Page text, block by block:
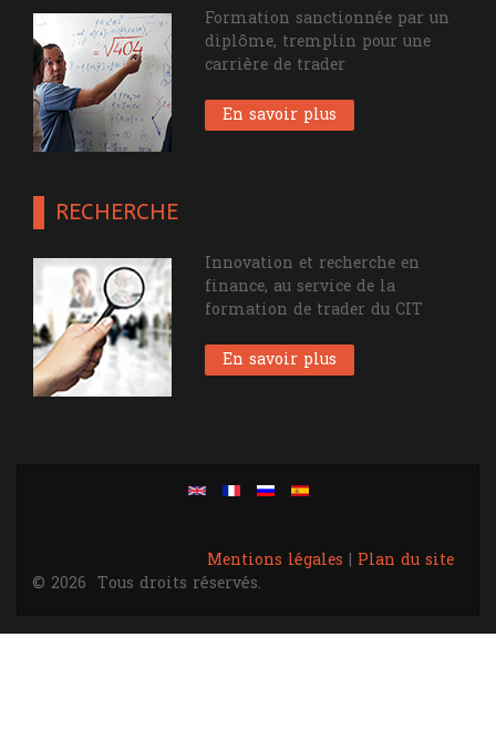
Formation sanctionnée par un
diplôme, tremplin pour une
carrière de trader
En savoir plus
RECHERCHE
Innovation et recherche en
finance, au service de la
formation de trader du CIT
En savoir plus
Mentions légales | Plan du site
© 2026 Tous droits réservés.